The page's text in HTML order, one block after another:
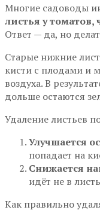
Многие садоводы
листья у томатов,
Ответ — да, но
Старые нижние
кисти с плодами и
воздуха. В
дольше остаются
Удаление листьев
Улучшается
попадает на
Снижается
идёт не в
Как правильно